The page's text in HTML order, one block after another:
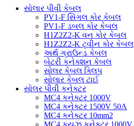
સોલાર પીવી કેબલ
PV1-F સિંગલ કોર કેબલ
PV1-F ડબલ ​​કોર કેબલ
H1Z2Z2-K વન કોર કેબલ
H1Z2Z2-K ટ્વીન કોર કેબલ
અર્થ ગ્રાઉન્ડ કેબલ
બેટરી કનેક્શન કેબલ
સોલર કેબલ ક્લિપ
સોલાર કેબલ ટાઈ
સોલર પીવી કનેક્ટર
MC4 કનેક્ટર 1000V
MC4 કનેક્ટર 1500V 50A
MC4 કનેક્ટર 10mm2
MC4 ફ્યુઝ કનેક્ટર 1000V